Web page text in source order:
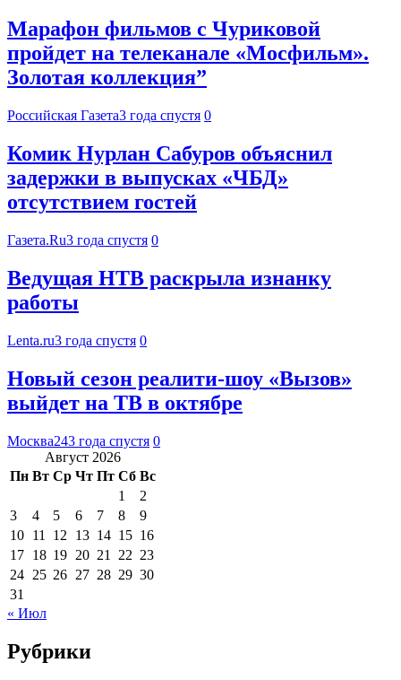
Марафон фильмов с Чуриковой
пройдет на телеканале «Мосфильм».
Золотая коллекция”
Российская Газета3 года спустя 0
Комик Нурлан Сабуров объяснил
задержки в выпусках «ЧБД»
отсутствием гостей
Газета.Ru3 года спустя 0
Ведущая НТВ раскрыла изнанку
работы
Lenta.ru3 года спустя 0
Новый сезон реалити-шоу «Вызов»
выйдет на ТВ в октябре
Москва243 года спустя 0
Август 2026
Пн Вт Ср Чт Пт Сб Вс
1
2
3
4 5 6 7 8
9
10 11 12 13 14 15 16
17 18 19 20 21 22 23
24 25 26 27 28 29 30
31
« Июл
Рубрики